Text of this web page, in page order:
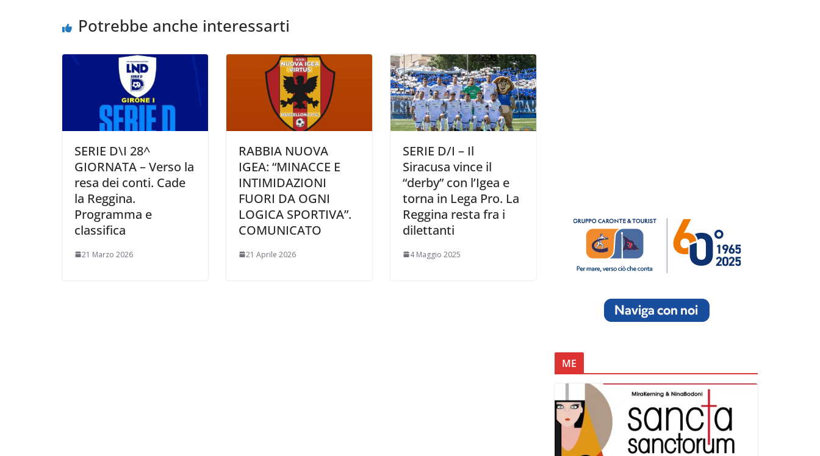
o
r
Potrebbe anche interessarti
SERIE D\I 28^
GIORNATA – Verso la
resa dei conti. Cade
la Reggina.
Programma e
classifica
21 Marzo 2026
RABBIA NUOVA
IGEA: “MINACCE E
INTIMIDAZIONI
FUORI DA OGNI
LOGICA SPORTIVA”.
COMUNICATO
21 Aprile 2026
SERIE D/I – Il
Siracusa vince il
“derby” con l’Igea e
torna in Lega Pro. La
Reggina resta fra i
dilettanti
4 Maggio 2025
ME